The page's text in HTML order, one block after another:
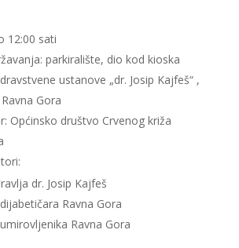
12:00 sati
parkiralište, dio kod kioska
ustanove „dr. Josip Kajfeš“ ,
Gora
Općinsko društvo Crvenog križa
dr. Josip Kajfeš
Ravna Gora
Ravna Gora